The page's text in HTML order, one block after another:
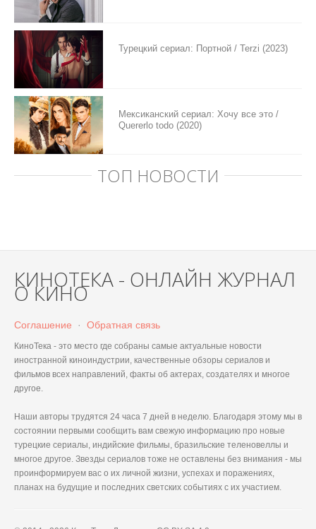
Турецкий сериал: Портной / Terzi (2023)
Мексиканский сериал: Хочу все это /
Quererlo todo (2020)
ТОП НОВОСТИ
КИНОТЕКА - ОНЛАЙН ЖУРНАЛ
О КИНО
Соглашение · Обратная связь
КиноТека - это место где собраны самые актуальные новости
иностранной киноиндустрии, качественные обзоры сериалов и
фильмов всех направлений, факты об актерах, создателях и многое
другое.
Наши авторы трудятся 24 часа 7 дней в неделю. Благодаря этому мы в
состоянии первыми сообщить вам свежую информацию про новые
турецкие сериалы, индийские фильмы, бразильские теленовеллы и
многое другое. Звезды сериалов тоже не оставлены без внимания - мы
проинформируем вас о их личной жизни, успехах и поражениях,
планах на будущие и последних светских событиях с их участием.